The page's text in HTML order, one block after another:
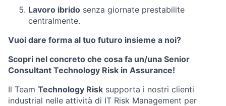
Lavoro ibrido senza giornate prestabilite
centralmente.
Vuoi dare forma al tuo futuro insieme a noi?
Scopri nel concreto che cosa fa un/una Senior
Consultant Technology Risk in Assurance!
Il Team Technology Risk supporta i nostri clienti
industrial nelle attività di IT Risk Management per